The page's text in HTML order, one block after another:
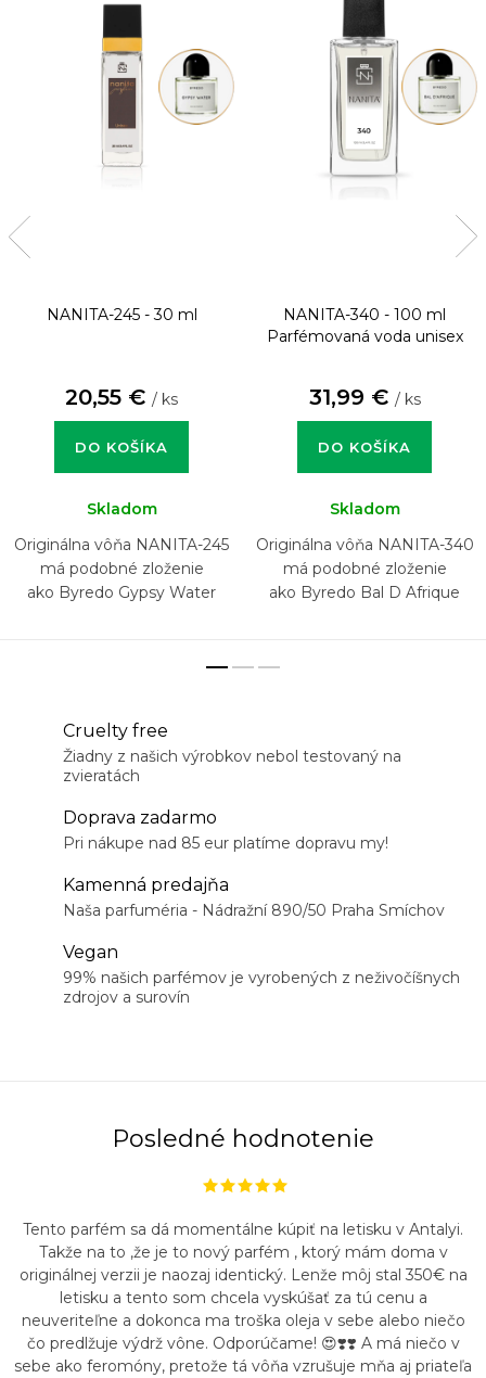
NANITA-245 - 30 ml
20,55 € / ks
DO KOŠÍKA
Skladom
Originálna vôňa NANITA-245
má podobné zloženie
ako Byredo Gypsy Water
NANITA-340 - 100 ml
Parfémovaná voda unisex
31,99 € / ks
DO KOŠÍKA
Skladom
Originálna vôňa NANITA-340
má podobné zloženie
ako Byredo Bal D Afrique
Cruelty free
Žiadny z našich výrobkov nebol testovaný na
zvieratách
Doprava zadarmo
Pri nákupe nad 85 eur platíme dopravu my!
Kamenná predajňa
Naša parfuméria - Nádražní 890/50 Praha Smíchov
Vegan
99% našich parfémov je vyrobených z neživočíšnych
zdrojov a surovín
Posledné hodnotenie
Tento parfém sa dá momentálne kúpiť na letisku v Antalyi.
Takže na to ,že je to nový parfém , ktorý mám doma v
originálnej verzii je naozaj identický. Lenže môj stal 350€ na
letisku a tento som chcela vyskúšať za tú cenu a
neuveriteľne a dokonca ma troška oleja v sebe alebo niečo
čo predlžuje výdrž vône. Odporúčame! 😍❣️❣️ A má niečo v
sebe ako feromóny, pretože tá vôňa vzrušuje mňa aj priateľa